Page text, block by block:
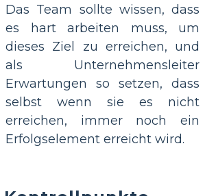
Das Team sollte wissen, dass
es hart arbeiten muss, um
dieses Ziel zu erreichen, und
als Unternehmensleiter
Erwartungen so setzen, dass
selbst wenn sie es nicht
erreichen, immer noch ein
Erfolgselement erreicht wird.